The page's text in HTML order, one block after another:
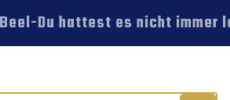
Du hattest es nicht immer